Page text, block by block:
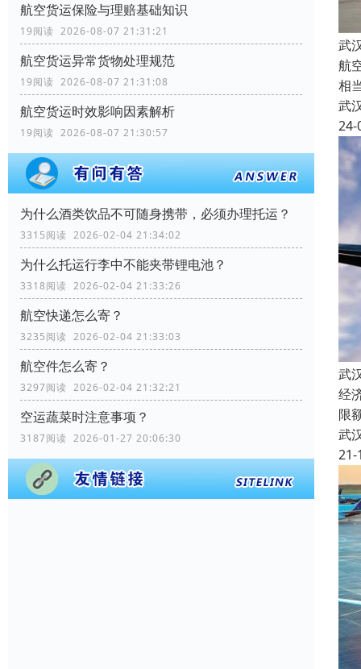
航空货运保险与理赔基础知识
19阅读 2026-08-07 21:31:21
航空货运异常货物处理规范
19阅读 2026-08-07 21:31:08
航空货运时效影响因素解析
19阅读 2026-08-07 21:30:57
为什么酒类饮品不可随身携带，必须办理托运？
3315阅读 2026-02-04 21:34:02
为什么托运行李中不能夹带锂电池？
3318阅读 2026-02-04 21:33:26
航空快递怎么寄？
3235阅读 2026-02-04 21:33:03
航空件怎么寄？
3297阅读 2026-02-04 21:32:21
空运蔬菜时注意事项？
3187阅读 2026-01-27 20:06:30
武
航
相
武
24-
武
经
限
武
21-